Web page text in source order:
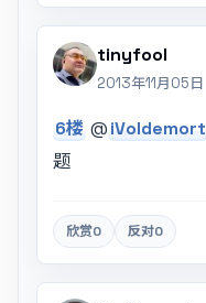
tinyfool
2013年11月05日
6楼 @iVoldemort
题
欣赏0 反对0